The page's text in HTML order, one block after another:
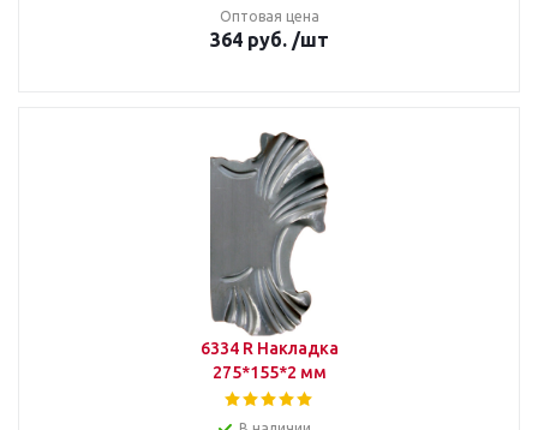
Оптовая цена
364 руб. /шт
6334 R Накладка
275*155*2 мм